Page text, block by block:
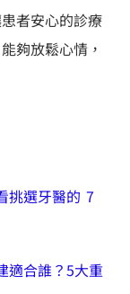
者安心的診療
夠放鬆心情，
挑選牙醫的 7
適合誰？5大重